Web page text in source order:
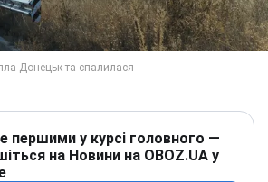
першими у курсі головного —
на Новини на OBOZ.UA у